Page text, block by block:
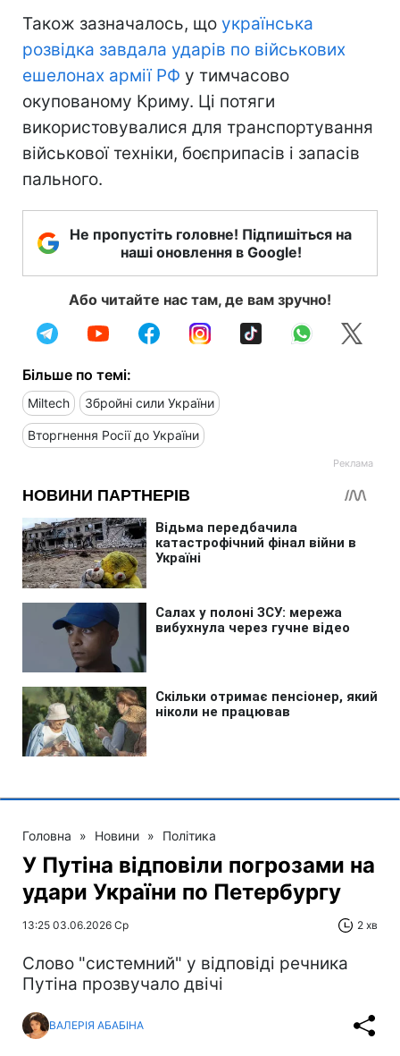
Також зазначалось, що українська
розвідка завдала ударів по військових
ешелонах армії РФ у тимчасово
окупованому Криму. Ці потяги
використовувалися для транспортування
військової техніки, боєприпасів і запасів
пального.
Не пропустіть головне! Підпишіться на
наші оновлення в Google!
Або читайте нас там, де вам зручно!
Більше по темі:
Miltech Збройні сили України
Вторгнення Росії до України
Головна » Новини » Політика
У Путіна відповіли погрозами на
удари України по Петербургу
13:25 03.06.2026 Ср 2 хв
Слово "системний" у відповіді речника
Путіна прозвучало двічі
ВАЛЕРІЯ АБАБІНА